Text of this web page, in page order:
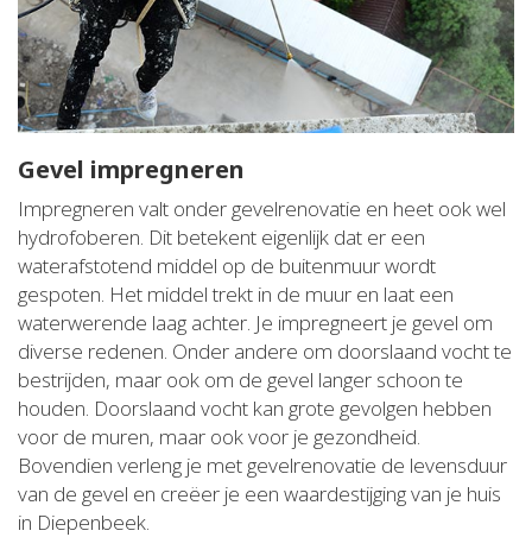
Gevel impregneren
Impregneren valt onder gevelrenovatie en heet ook wel
hydrofoberen. Dit betekent eigenlijk dat er een
waterafstotend middel op de buitenmuur wordt
gespoten. Het middel trekt in de muur en laat een
waterwerende laag achter. Je impregneert je gevel om
diverse redenen. Onder andere om doorslaand vocht te
bestrijden, maar ook om de gevel langer schoon te
houden. Doorslaand vocht kan grote gevolgen hebben
voor de muren, maar ook voor je gezondheid.
Bovendien verleng je met gevelrenovatie de levensduur
van de gevel en creëer je een waardestijging van je huis
in Diepenbeek.